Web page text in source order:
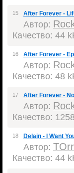
15 After Forever -
Автор:
Качество: 44
16 After Forever -
Автор:
Качество: 48
17 After Forever -
Автор:
Качество:
18 Delain - I Want
Автор:
Качество: 44